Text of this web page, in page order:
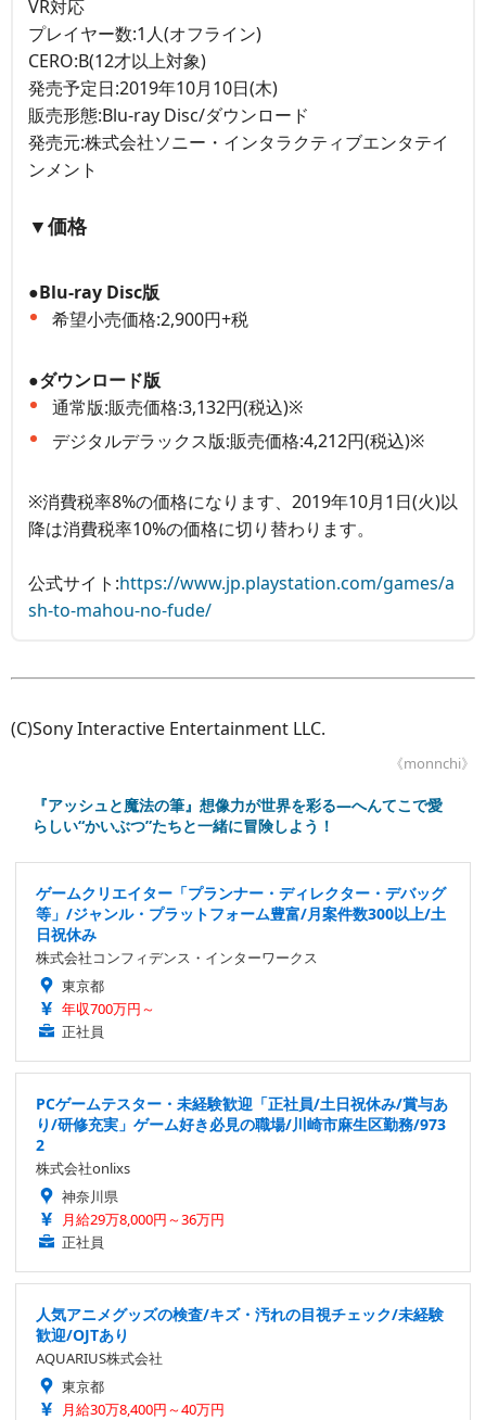
VR対応
プレイヤー数:1人(オフライン)
CERO:B(12才以上対象)
発売予定日:2019年10月10日(木)
販売形態:Blu-ray Disc/ダウンロード
発売元:株式会社ソニー・インタラクティブエンタテイ
ンメント
▼価格
●Blu-ray Disc版
希望小売価格:2,900円+税
●ダウンロード版
通常版:販売価格:3,132円(税込)※
デジタルデラックス版:販売価格:4,212円(税込)※
※消費税率8%の価格になります、2019年10月1日(火)以
降は消費税率10%の価格に切り替わります。
公式サイト:https://www.jp.playstation.com/games/a
sh-to-mahou-no-fude/
(C)Sony Interactive Entertainment LLC.
《monnchi》
『アッシュと魔法の筆』想像力が世界を彩る―へんてこで愛
らしい“かいぶつ”たちと一緒に冒険しよう！
ゲームクリエイター「プランナー・ディレクター・デバッグ
等」/ジャンル・プラットフォーム豊富/月案件数300以上/土
日祝休み
株式会社コンフィデンス・インターワークス
東京都
年収700万円～
正社員
PCゲームテスター・未経験歓迎「正社員/土日祝休み/賞与あ
り/研修充実」ゲーム好き必見の職場/川崎市麻生区勤務/973
2
株式会社onlixs
神奈川県
月給29万8,000円～36万円
正社員
人気アニメグッズの検査/キズ・汚れの目視チェック/未経験
歓迎/OJTあり
AQUARIUS株式会社
東京都
月給30万8,400円～40万円